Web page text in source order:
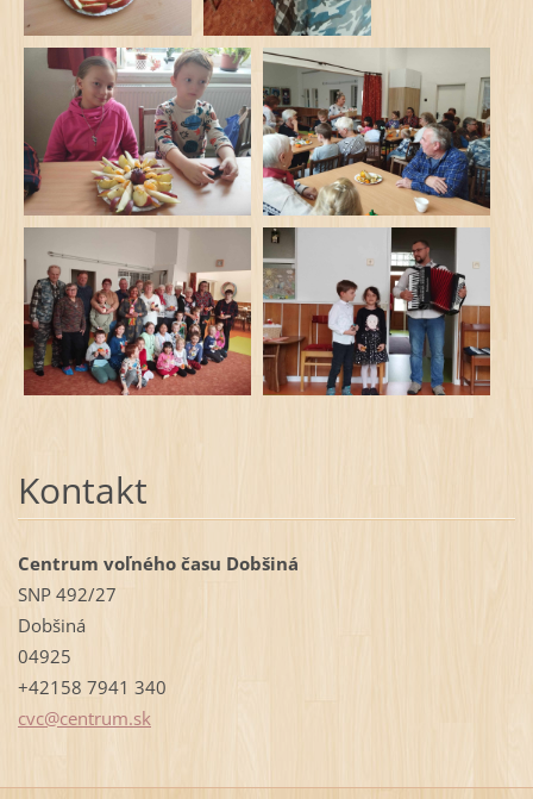
Kontakt
Centrum voľného času Dobšiná
SNP 492/27
Dobšiná
04925
+42158 7941 340
cvc@centrum.sk